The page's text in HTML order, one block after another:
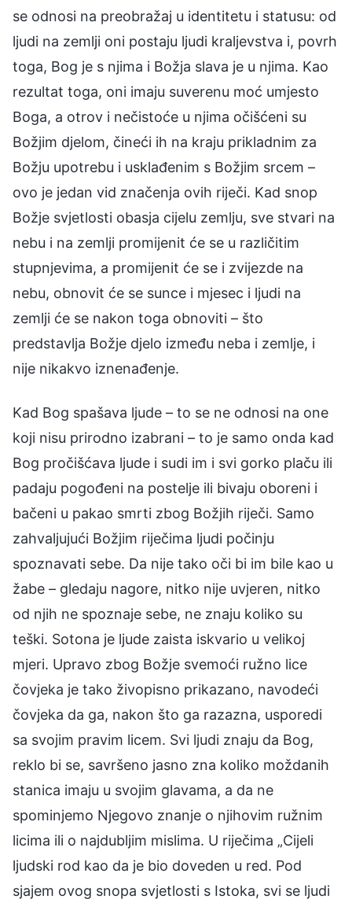
se odnosi na preobražaj u identitetu i statusu: od
ljudi na zemlji oni postaju ljudi kraljevstva i, povrh
toga, Bog je s njima i Božja slava je u njima. Kao
rezultat toga, oni imaju suverenu moć umjesto
Boga, a otrov i nečistoće u njima očišćeni su
Božjim djelom, čineći ih na kraju prikladnim za
Božju upotrebu i usklađenim s Božjim srcem –
ovo je jedan vid značenja ovih riječi. Kad snop
Božje svjetlosti obasja cijelu zemlju, sve stvari na
nebu i na zemlji promijenit će se u različitim
stupnjevima, a promijenit će se i zvijezde na
nebu, obnovit će se sunce i mjesec i ljudi na
zemlji će se nakon toga obnoviti – što
predstavlja Božje djelo između neba i zemlje, i
nije nikakvo iznenađenje.
Kad Bog spašava ljude – to se ne odnosi na one
koji nisu prirodno izabrani – to je samo onda kad
Bog pročišćava ljude i sudi im i svi gorko plaču ili
padaju pogođeni na postelje ili bivaju oboreni i
bačeni u pakao smrti zbog Božjih riječi. Samo
zahvaljujući Božjim riječima ljudi počinju
spoznavati sebe. Da nije tako oči bi im bile kao u
žabe – gledaju nagore, nitko nije uvjeren, nitko
od njih ne spoznaje sebe, ne znaju koliko su
teški. Sotona je ljude zaista iskvario u velikoj
mjeri. Upravo zbog Božje svemoći ružno lice
čovjeka je tako živopisno prikazano, navodeći
čovjeka da ga, nakon što ga razazna, usporedi
sa svojim pravim licem. Svi ljudi znaju da Bog,
reklo bi se, savršeno jasno zna koliko moždanih
stanica imaju u svojim glavama, a da ne
spominjemo Njegovo znanje o njihovim ružnim
licima ili o najdubljim mislima. U riječima „Cijeli
ljudski rod kao da je bio doveden u red. Pod
sjajem ovog snopa svjetlosti s Istoka, svi se ljudi